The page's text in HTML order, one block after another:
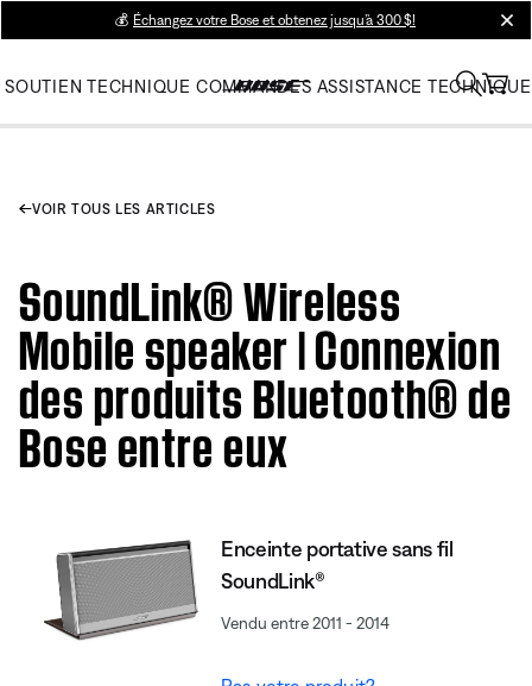
💰 Échangez votre Bose et obtenez jusqu’à 300 $!
SOUTIEN TECHNIQUE COMMANDES ASSISTANCE TECHNIQUE
VOIR TOUS LES ARTICLES
SoundLink® Wireless
Mobile speaker | Connexion
des produits Bluetooth® de
Bose entre eux
Enceinte portative sans fil
SoundLink®
Vendu entre 2011 - 2014